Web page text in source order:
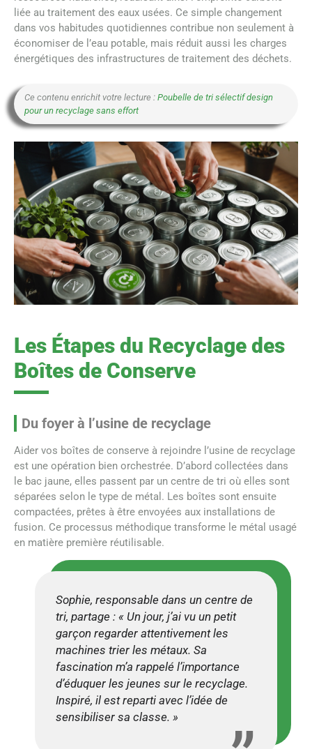
liée au traitement des eaux usées. Ce simple changement
dans vos habitudes quotidiennes contribue non seulement à
économiser de l’eau potable, mais réduit aussi les charges
énergétiques des infrastructures de traitement des déchets.
Ce contenu enrichit votre lecture : Poubelle de tri sélectif design
pour un recyclage sans effort
Les Étapes du Recyclage des
Boîtes de Conserve
Du foyer à l’usine de recyclage
Aider vos boîtes de conserve à rejoindre l’usine de recyclage
est une opération bien orchestrée. D’abord collectées dans
le bac jaune, elles passent par un centre de tri où elles sont
séparées selon le type de métal. Les boîtes sont ensuite
compactées, prêtes à être envoyées aux installations de
fusion. Ce processus méthodique transforme le métal usagé
en matière première réutilisable.
Sophie, responsable dans un centre de
tri, partage : « Un jour, j’ai vu un petit
garçon regarder attentivement les
machines trier les métaux. Sa
fascination m’a rappelé l’importance
d’éduquer les jeunes sur le recyclage.
Inspiré, il est reparti avec l’idée de
sensibiliser sa classe. »